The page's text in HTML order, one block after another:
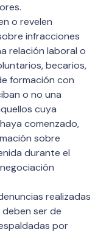
o revelen
infracciones
relación laboral o
becarios,
formación con
o no una
cuya
comenzado,
sobre
durante el
realizadas
ser de
por